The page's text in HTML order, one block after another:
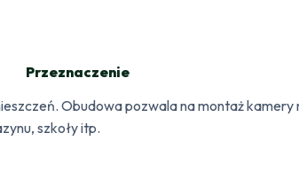
Przeznaczenie
Obudowa pozwala na montaż
szkoły itp.